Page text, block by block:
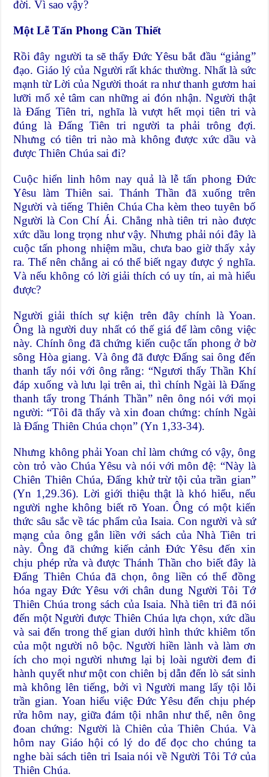
đời. Vì sao vậy?
Một Lễ Tấn Phong Cần Thiết
Rồi đây người ta sẽ thấy Ðức Yêsu bắt đầu “giảng”
đạo. Giáo lý của Người rất khác thường. Nhất là sức
mạnh từ Lời của Người thoát ra như thanh gươm hai
lưỡi mổ xẻ tâm can những ai đón nhận. Người thật
là Ðấng Tiên tri, nghĩa là vượt hết mọi tiên tri và
đúng là Ðấng Tiên tri người ta phải trông đợi.
Nhưng có tiên tri nào mà không được xức dầu và
được Thiên Chúa sai đi?
Cuộc hiển linh hôm nay quả là lễ tấn phong Ðức
Yêsu làm Thiên sai. Thánh Thần đã xuống trên
Người và tiếng Thiên Chúa Cha kèm theo tuyên bố
Người là Con Chí Ái. Chẳng nhà tiên tri nào được
xức dầu long trọng như vậy. Nhưng phải nói đây là
cuộc tấn phong nhiệm mầu, chưa bao giờ thấy xảy
ra. Thế nên chẳng ai có thể biết ngay được ý nghĩa.
Và nếu không có lời giải thích có uy tín, ai mà hiểu
được?
Người giải thích sự kiện trên đây chính là Yoan.
Ông là người duy nhất có thế giá để làm công việc
này. Chính ông đã chứng kiến cuộc tấn phong ở bờ
sông Hòa giang. Và ông đã được Ðấng sai ông đến
thanh tẩy nói với ông rằng: “Ngươi thấy Thần Khí
đáp xuống và lưu lại trên ai, thì chính Ngài là Ðấng
thanh tẩy trong Thánh Thần” nên ông nói với mọi
người: “Tôi đã thấy và xin đoan chứng: chính Ngài
là Ðấng Thiên Chúa chọn” (Yn 1,33-34).
Nhưng không phải Yoan chỉ làm chứng có vậy, ông
còn trỏ vào Chúa Yêsu và nói với môn đệ: “Này là
Chiên Thiên Chúa, Ðấng khử trừ tội của trần gian”
(Yn 1,29.36). Lời giới thiệu thật là khó hiểu, nếu
người nghe không biết rõ Yoan. Ông có một kiến
thức sâu sắc về tác phẩm của Isaia. Con người và sứ
mạng của ông gắn liền với sách của Nhà Tiên tri
này. Ông đã chứng kiến cảnh Ðức Yêsu đến xin
chịu phép rửa và được Thánh Thần cho biết đây là
Ðấng Thiên Chúa đã chọn, ông liền có thể đồng
hóa ngay Ðức Yêsu với chân dung Người Tôi Tớ
Thiên Chúa trong sách của Isaia. Nhà tiên tri đã nói
đến một Người được Thiên Chúa lựa chọn, xức dầu
và sai đến trong thế gian dưới hình thức khiêm tốn
của một người nô bộc. Người hiền lành và làm ơn
ích cho mọi người nhưng lại bị loài người đem đi
hành quyết như một con chiên bị dẫn đến lò sát sinh
mà không lên tiếng, bởi vì Người mang lấy tội lỗi
trần gian. Yoan hiểu việc Ðức Yêsu đến chịu phép
rửa hôm nay, giữa đám tội nhân như thế, nên ông
đoan chứng: Người là Chiên của Thiên Chúa. Và
hôm nay Giáo hội có lý do để đọc cho chúng ta
nghe bài sách tiên tri Isaia nói về Người Tôi Tớ của
Thiên Chúa.